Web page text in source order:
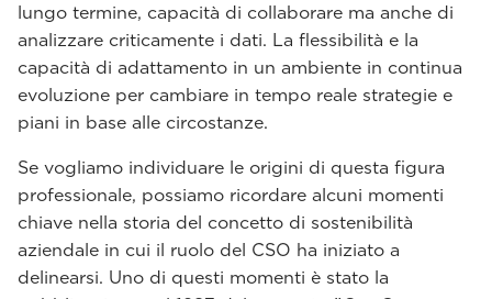
lungo termine, capacità di collaborare ma anche di
analizzare criticamente i dati. La flessibilità e la
capacità di adattamento in un ambiente in continua
evoluzione per cambiare in tempo reale strategie e
piani in base alle circostanze.
Se vogliamo individuare le origini di questa figura
professionale, possiamo ricordare alcuni momenti
chiave nella storia del concetto di sostenibilità
aziendale in cui il ruolo del CSO ha iniziato a
delinearsi. Uno di questi momenti è stato la